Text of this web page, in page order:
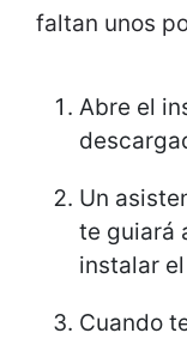
faltan unos
Abre el
Un
te guiará
instalar
Cuando